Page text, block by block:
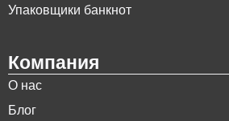
Упаковщики банкнот
Компания
О нас
Блог